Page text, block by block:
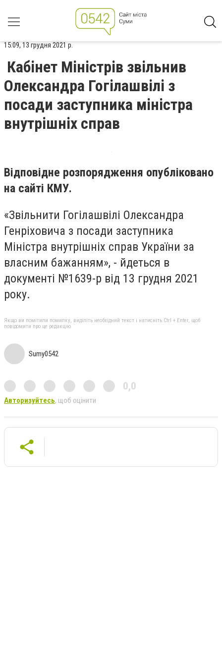
15:09, 13 грудня 2021 р.
​​Кабінет Міністрів звільнив
Олександра Гогілашвілі з
посади заступника міністра
внутрішніх справ
Відповідне розпорядження опубліковано
на сайті КМУ.
«Звільнити Гогілашвілі Олександра
Генріховича з посади заступника
Міністра внутрішніх справ України за
власним бажанням», - йдеться в
документі №1639-р від 13 грудня 2021
року.
Якщо ви помітили помилку, виділіть необхідний текст і натисніть Ctrl + Enter, щоб
повідомити про це редакцію
Sumy0542
0,0
Авторизуйтесь, щоб оцінити